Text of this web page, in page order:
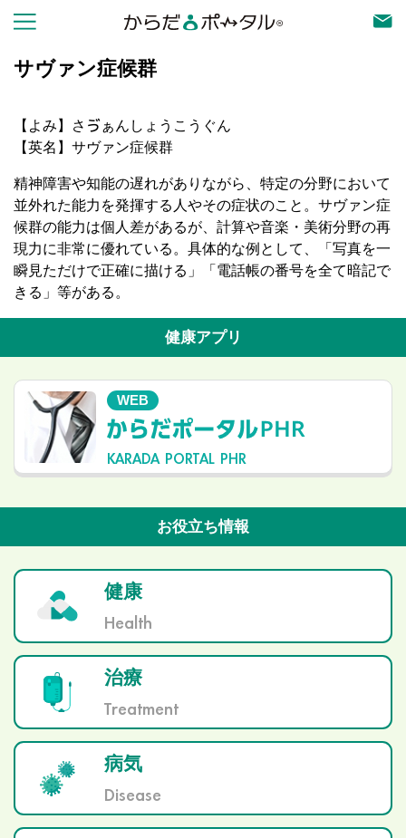
サヴァン症候群
【よみ】さゔぁんしょうこうぐん
【英名】サヴァン症候群
精神障害や知能の遅れがありながら、特定の分野において
並外れた能力を発揮する人やその症状のこと。サヴァン症
候群の能力は個人差があるが、計算や音楽・美術分野の再
現力に非常に優れている。具体的な例として、「写真を一
瞬見ただけで正確に描ける」「電話帳の番号を全て暗記で
きる」等がある。
健康アプリ
WEB
KARADA PORTAL PHR
お役立ち情報
健康
Health
治療
Treatment
病気
Disease